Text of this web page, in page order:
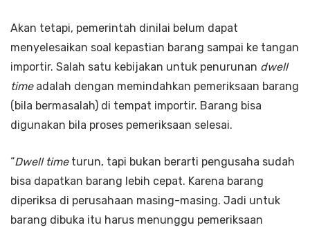
Akan tetapi, pemerintah dinilai belum dapat
menyelesaikan soal kepastian barang sampai ke tangan
importir. Salah satu kebijakan untuk penurunan dwell
timeadalah dengan memindahkan pemeriksaan barang
(bila bermasalah) di tempat importir. Barang bisa
digunakan bila proses pemeriksaan selesai.
“Dwell time turun, tapi bukan berarti pengusaha sudah
bisa dapatkan barang lebih cepat. Karena barang
diperiksa di perusahaan masing-masing. Jadi untuk
barang dibuka itu harus menunggu pemeriksaan